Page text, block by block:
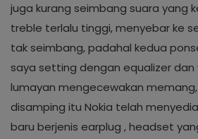
juga kurang seimbang suara yang
treble terlalu tinggi, menyebar ke
tak seimbang, padahal kedua
saya setting dengan equalizer
lumayan mengecewakan
disamping itu Nokia telah
baru berjenis earplug , headset